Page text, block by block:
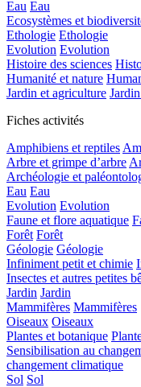
Eau Eau
Ecosystèmes et
Ethologie Ethologie
Evolution Evolution
Histoire des sciences
Humanité et nature
Jardin et agriculture
Fiches activités
Amphibiens et reptiles
Arbre et grimpe d’arbre
Archéologie et
Eau Eau
Evolution Evolution
Faune et flore aquatique
Forêt Forêt
Géologie Géologie
Infiniment petit et chimie
Insectes et autres petites
Jardin Jardin
Mammifères Mammifères
Oiseaux Oiseaux
Plantes et botanique
Sensibilisation au
changement climatique
Sol Sol